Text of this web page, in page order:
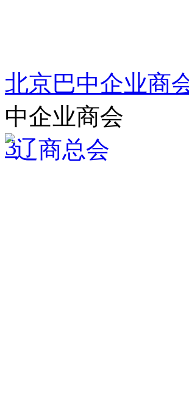
北京巴中企业商
中企业商会
3